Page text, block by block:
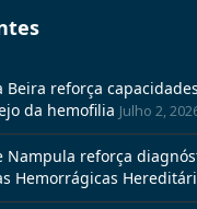
Beira reforça
da hemofilia Julho 2,
Nampula reforça
Hemorrágicas